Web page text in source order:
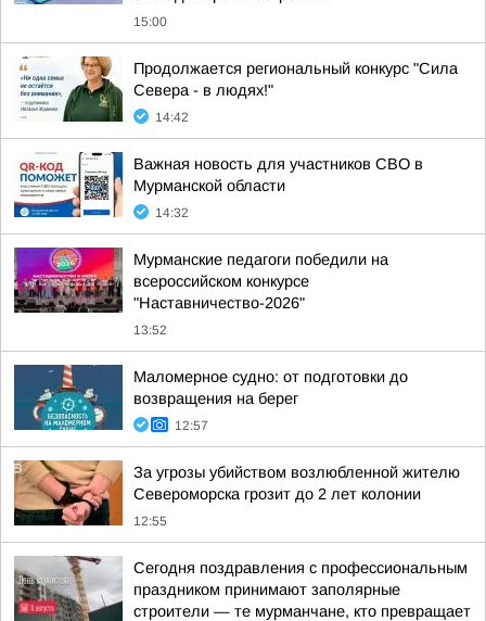
15:00
Продолжается региональный конкурс "Сила
Севера - в людях!"
14:42
Важная новость для участников СВО в
Мурманской области
14:32
Мурманские педагоги победили на
всероссийском конкурсе
"Наставничество-2026"
13:52
Маломерное судно: от подготовки до
возвращения на берег
12:57
За угрозы убийством возлюбленной жителю
Североморска грозит до 2 лет колонии
12:55
Сегодня поздравления с профессиональным
праздником принимают заполярные
строители — те мурманчане, кто превращает